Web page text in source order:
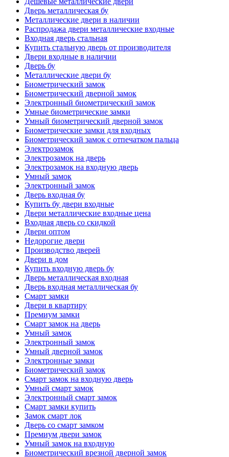
Дверь металлическая бу
Металлические двери в наличии
Распродажа двери металлические входные
Входная дверь стальная
Купить стальную дверь от производителя
Двери входные в наличии
Дверь бу
Металлические двери бу
Биометрический замок
Биометрический дверной замок
Электронный биометрический замок
Умные биометрические замки
Умный биометрический дверной замок
Биометрические замки для входных
Биометрический замок с отпечатком пальца
Электрозамок
Электрозамок на дверь
Электрозамок на входную дверь
Умный замок
Электронный замок
Дверь входная бу
Купить бу двери входные
Двери металлические входные цена
Входная дверь со скидкой
Двери оптом
Недорогие двери
Производство дверей
Двери в дом
Купить входную дверь бу
Дверь металлическая входная
Дверь входная металлическая бу
Смарт замки
Двери в квартиру
Премиум замки
Смарт замок на дверь
Умный замок
Электронный замок
Умный дверной замок
Электронные замки
Биометрический замок
Смарт замок на входную дверь
Умный смарт замок
Электронный смарт замок
Смарт замки купить
Замок смарт лок
Дверь со смарт замком
Премиум двери замок
Умный замок на входную
Биометрический врезной дверной замок